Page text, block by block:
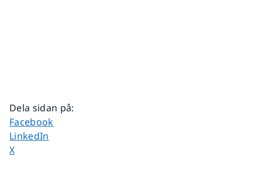
Dela sidan på:
Dela sidan på
Facebook
Dela sidan på
LinkedIn
Dela sidan på
X